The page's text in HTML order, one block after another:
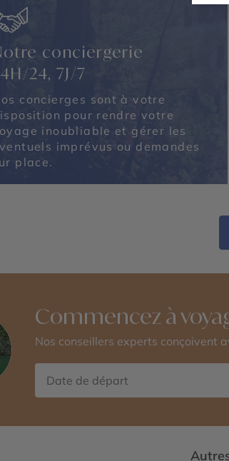
conciergerie
24, 7J/7
concierges sont à votre
pour rendre votre
inoubliable et gérer les
imprévus ou demandes
place.
Commencez à
Nos conseillers experts conçoivent